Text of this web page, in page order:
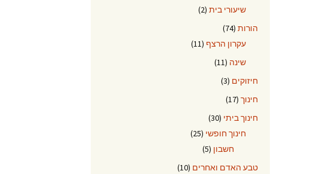
שיעורי בית (2)
הורות (74)
עקרון הרצף (11)
שינה (11)
חיזוקים (3)
חינוך (17)
חינוך ביתי (30)
חינוך חופשי (25)
חשבון (5)
טבע האדם ואחרים (10)